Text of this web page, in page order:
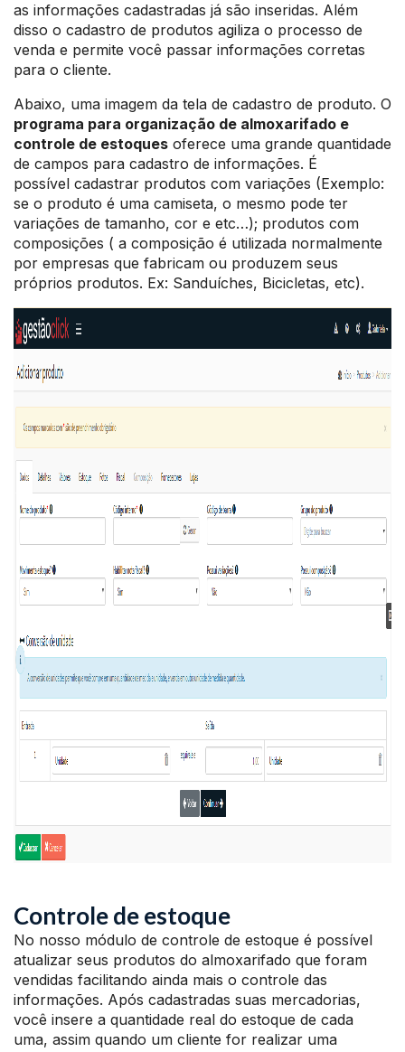
as informações cadastradas já são inseridas. Além
disso o cadastro de produtos agiliza o processo de
venda e permite você passar informações corretas
para o cliente.
Abaixo, uma imagem da tela de cadastro de produto. O
programa para organização de almoxarifado e
controle de estoques oferece uma grande quantidade
de campos para cadastro de informações. É
possível cadastrar produtos com variações (Exemplo:
se o produto é uma camiseta, o mesmo pode ter
variações de tamanho, cor e etc…); produtos com
composições ( a composição é utilizada normalmente
por empresas que fabricam ou produzem seus
próprios produtos. Ex: Sanduíches, Bicicletas, etc).
Controle de estoque
No nosso módulo de controle de estoque é possível
atualizar seus produtos do almoxarifado que foram
vendidas facilitando ainda mais o controle das
informações. Após cadastradas suas mercadorias,
você insere a quantidade real do estoque de cada
uma, assim quando um cliente for realizar uma